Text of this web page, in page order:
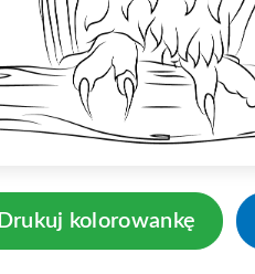
Drukuj kolorowankę